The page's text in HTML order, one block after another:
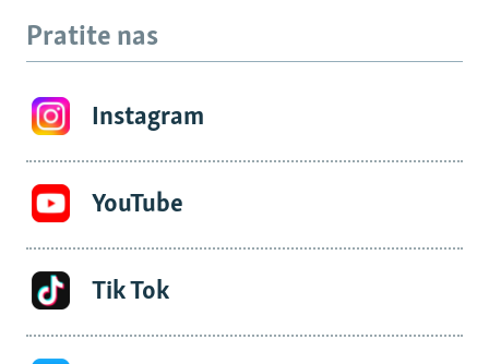
Pratite nas
Instagram
YouTube
Tik Tok